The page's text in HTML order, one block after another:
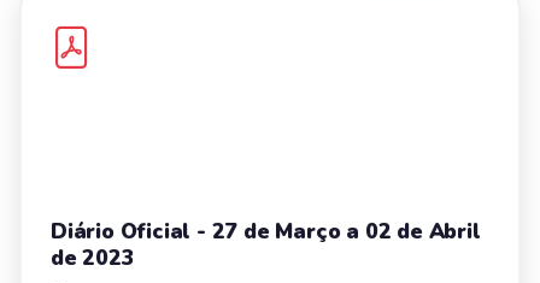
Diário Oficial - 27 de Março a 02 de Abril
de 2023